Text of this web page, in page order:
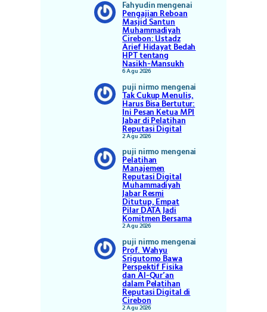
Fahyudinmengenai
Pengajian Reboan
Masjid Santun
Muhammadiyah
Cirebon: Ustadz
Arief Hidayat Bedah
HPT tentang
Nasikh-Mansukh
6 Agu 2026
puji nirmomengenai
Tak Cukup Menulis,
Harus Bisa Bertutur:
Ini Pesan Ketua MPI
Jabar di Pelatihan
Reputasi Digital
2 Agu 2026
puji nirmomengenai
Pelatihan
Manajemen
Reputasi Digital
Muhammadiyah
Jabar Resmi
Ditutup, Empat
Pilar DATA Jadi
Komitmen Bersama
2 Agu 2026
puji nirmomengenai
Prof. Wahyu
Srigutomo Bawa
Perspektif Fisika
dan Al-Qur’an
dalam Pelatihan
Reputasi Digital di
Cirebon
2 Agu 2026